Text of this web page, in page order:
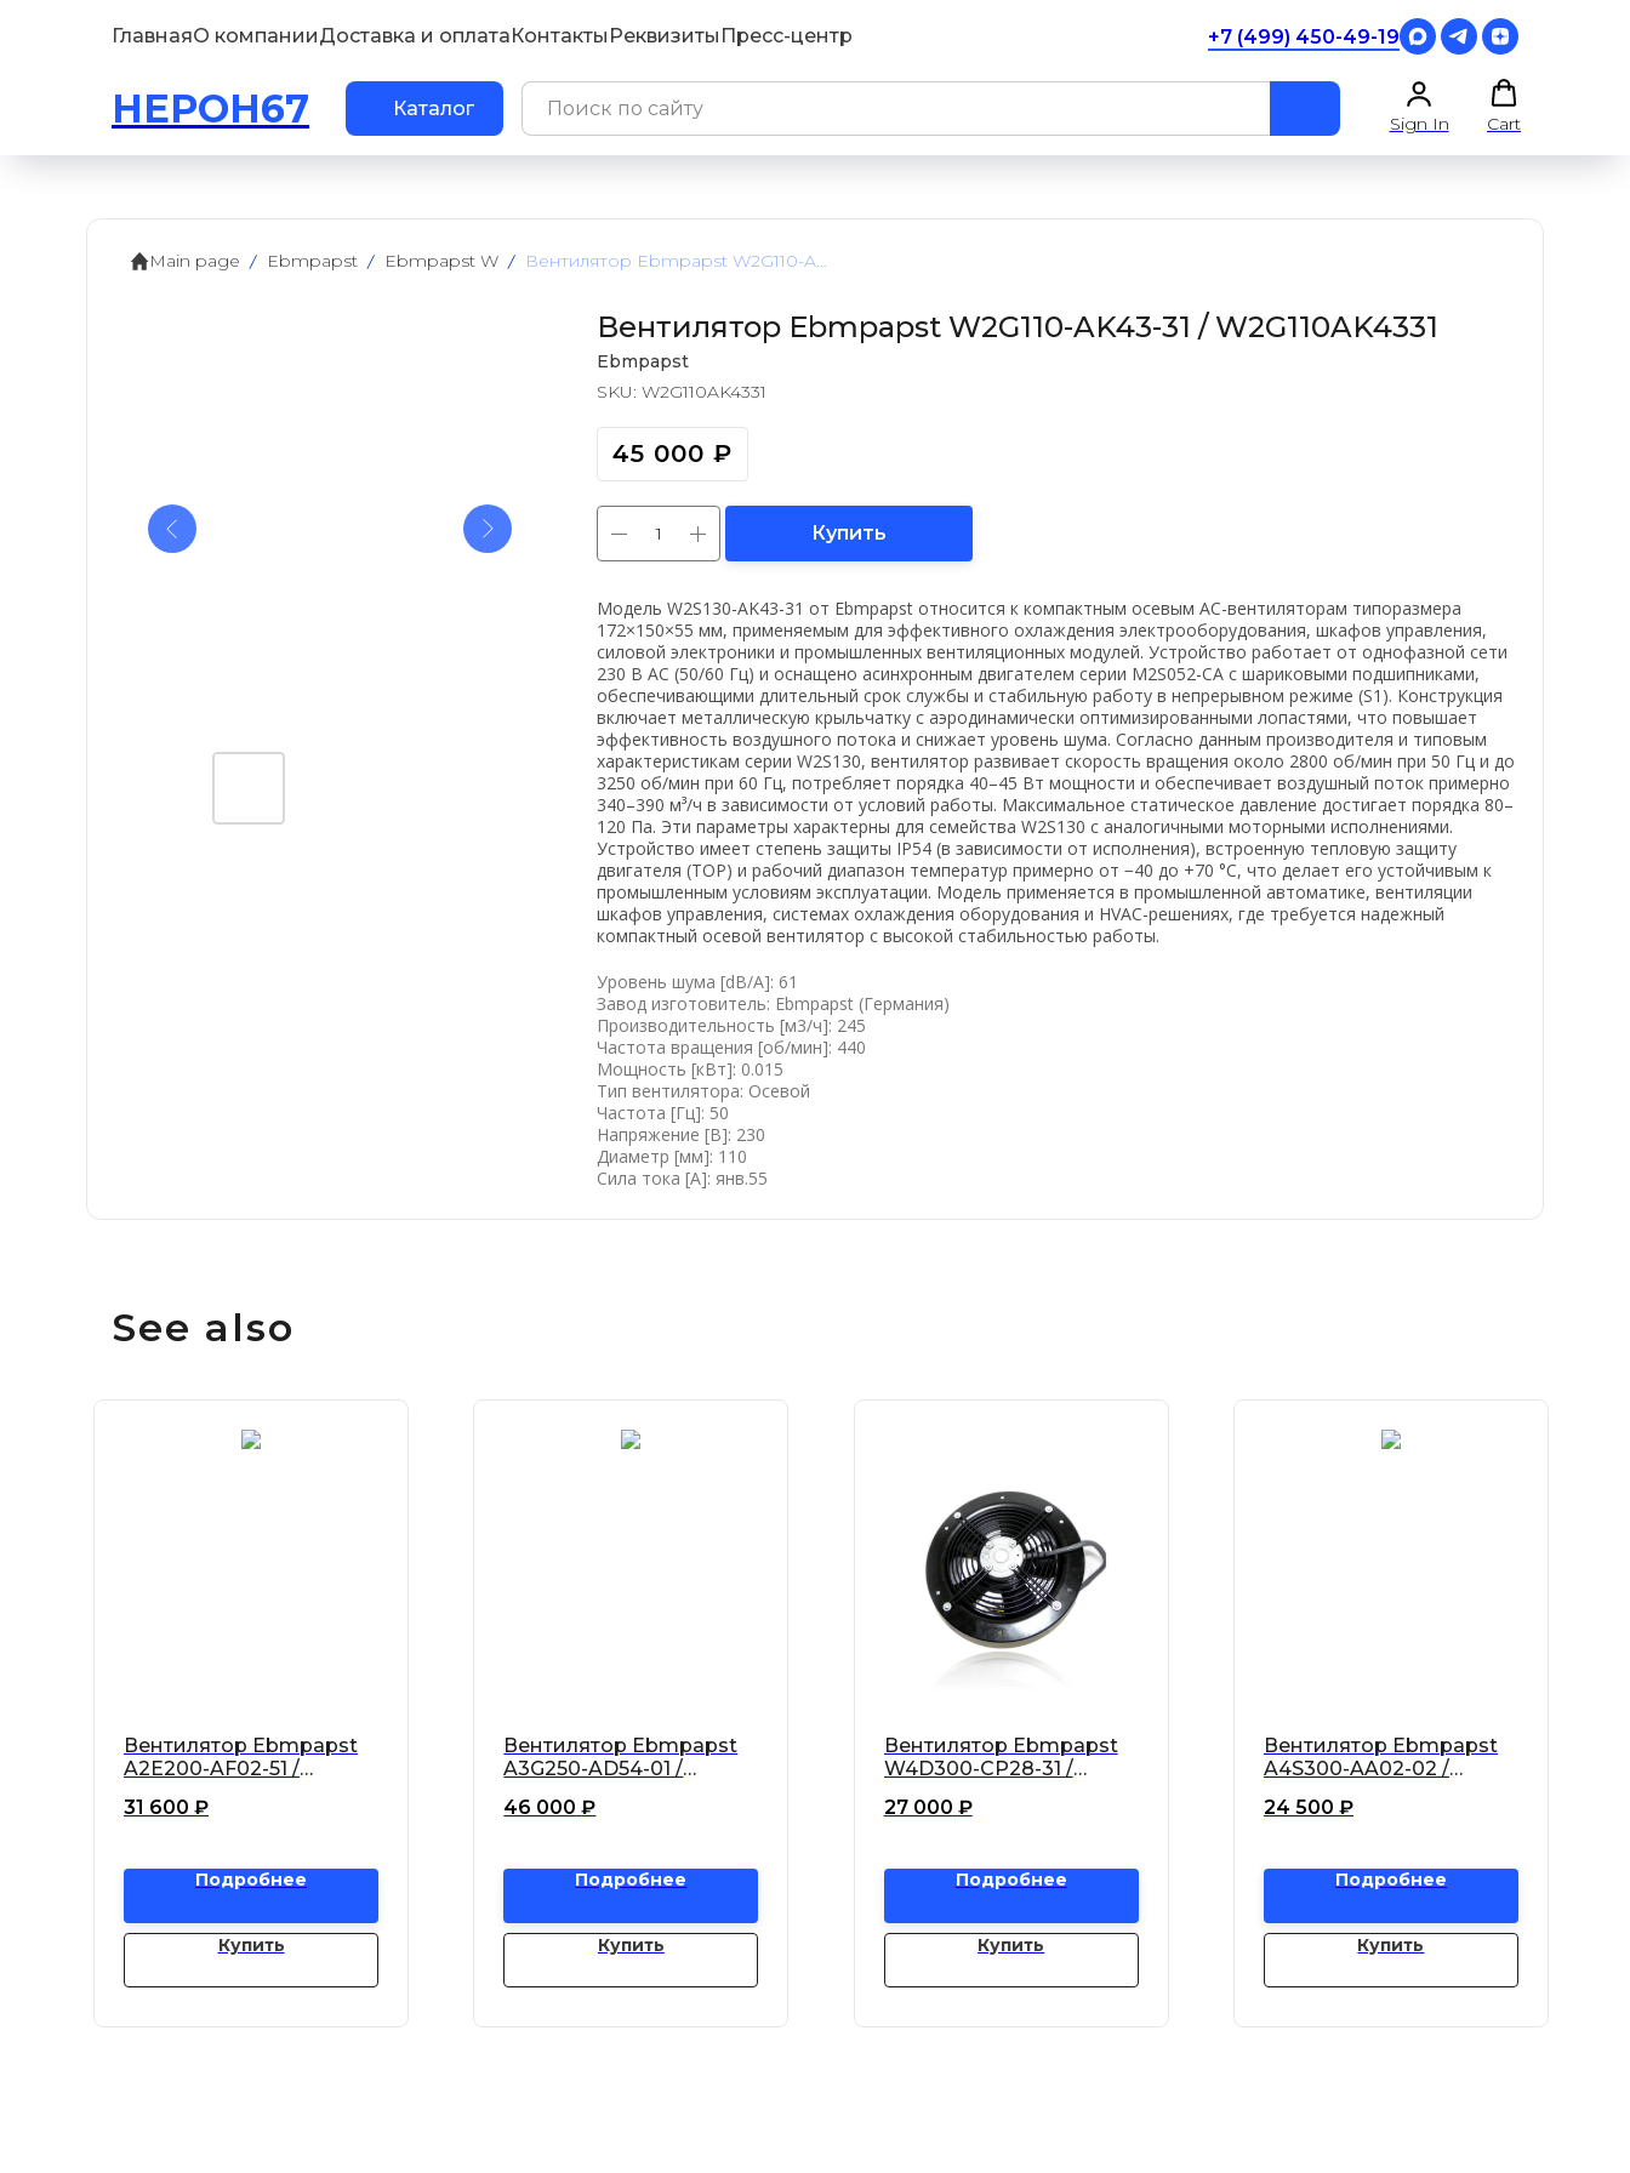
ГлавнаяО компанииДоставка и оплатаКонтакты Реквизиты Пресс-центр +7 (499) 450-49-19
НЕРОН67 Каталог
Sign In Cart
Main page Ebmpapst Ebmpapst W Вентилятор Ebmpapst W2G110-AK43-31 / W2G110AK4331
Вентилятор Ebmpapst W2G110-AK43-31 / W2G110AK4331
Ebmpapst
SKU: W2G110AK4331
45 000 ₽
Купить
Модель W2S130-AK43-31 от Ebmpapst относится к компактным осевым AC-вентиляторам типоразмера
172×150×55 мм, применяемым для эффективного охлаждения электрооборудования, шкафов управления,
силовой электроники и промышленных вентиляционных модулей. Устройство работает от однофазной сети
230 В AC (50/60 Гц) и оснащено асинхронным двигателем серии M2S052-CA с шариковыми подшипниками,
обеспечивающими длительный срок службы и стабильную работу в непрерывном режиме (S1). Конструкция
включает металлическую крыльчатку с аэродинамически оптимизированными лопастями, что повышает
эффективность воздушного потока и снижает уровень шума. Согласно данным производителя и типовым
характеристикам серии W2S130, вентилятор развивает скорость вращения около 2800 об/мин при 50 Гц и до
3250 об/мин при 60 Гц, потребляет порядка 40–45 Вт мощности и обеспечивает воздушный поток примерно
340–390 м³/ч в зависимости от условий работы. Максимальное статическое давление достигает порядка 80–
120 Па. Эти параметры характерны для семейства W2S130 с аналогичными моторными исполнениями.
Устройство имеет степень защиты IP54 (в зависимости от исполнения), встроенную тепловую защиту
двигателя (TOP) и рабочий диапазон температур примерно от −40 до +70 °C, что делает его устойчивым к
промышленным условиям эксплуатации. Модель применяется в промышленной автоматике, вентиляции
шкафов управления, системах охлаждения оборудования и HVAC-решениях, где требуется надежный
компактный осевой вентилятор с высокой стабильностью работы.
Уровень шума [dB/A]: 61
Завод изготовитель: Ebmpapst (Германия)
Производительность [м3/ч]: 245
Частота вращения [об/мин]: 440
Мощность [кВт]: 0.015
Тип вентилятора: Осевой
Частота [Гц]: 50
Напряжение [B]: 230
Диаметр [мм]: 110
Сила тока [А]: янв.55
See also
Вентилятор Ebmpapst
A2E200-AF02-51 /
31 600 ₽
Подробнее
Купить
Вентилятор Ebmpapst
A3G250-AD54-01 /
46 000 ₽
Подробнее
Купить
Вентилятор Ebmpapst
W4D300-CP28-31 /
27 000 ₽
Подробнее
Купить
Вентилятор Ebmpapst
A4S300-AA02-02 /
24 500 ₽
Подробнее
Купить